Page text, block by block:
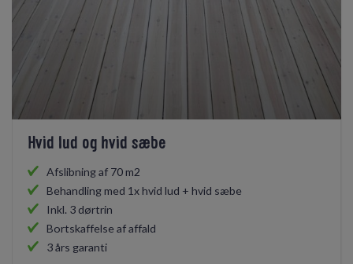
Hvid lud og hvid sæbe
Afslibning af 70 m2
Behandling med 1x hvid lud + hvid sæbe
Inkl. 3 dørtrin
Bortskaffelse af affald
3 års garanti